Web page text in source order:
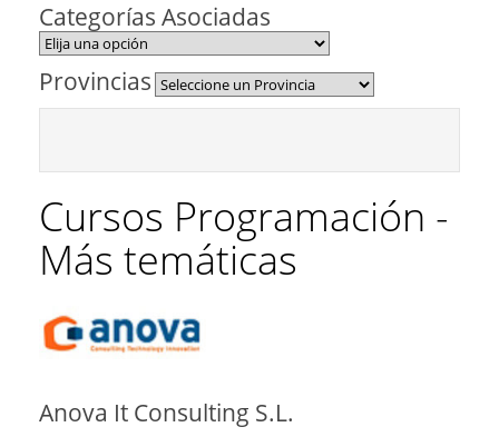
Categorías Asociadas
Provincias
Cursos Programación -
Más temáticas
Anova It Consulting S.L.